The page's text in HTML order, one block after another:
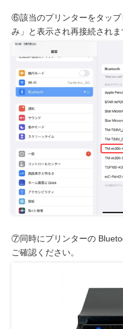
⑥該当のプリンターをタッ
み」と表示され再接続されま
⑦同時にプリンターの
ご確認ください。